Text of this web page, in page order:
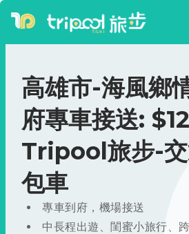
高雄市-海風鄉
府專車接送:
Tripool旅步-
包車
專車到府，機場接送
中長程出遊、閨蜜小旅行、